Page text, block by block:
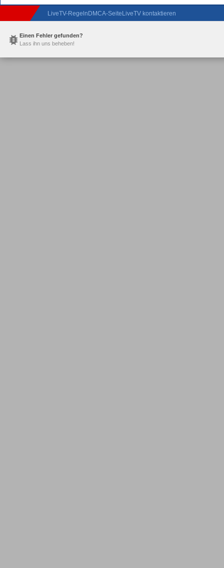
LiveTV-RegelnDMCA-SeiteLiveTV kontaktieren
Einen Fehler gefunden?
Lass ihn uns beheben!